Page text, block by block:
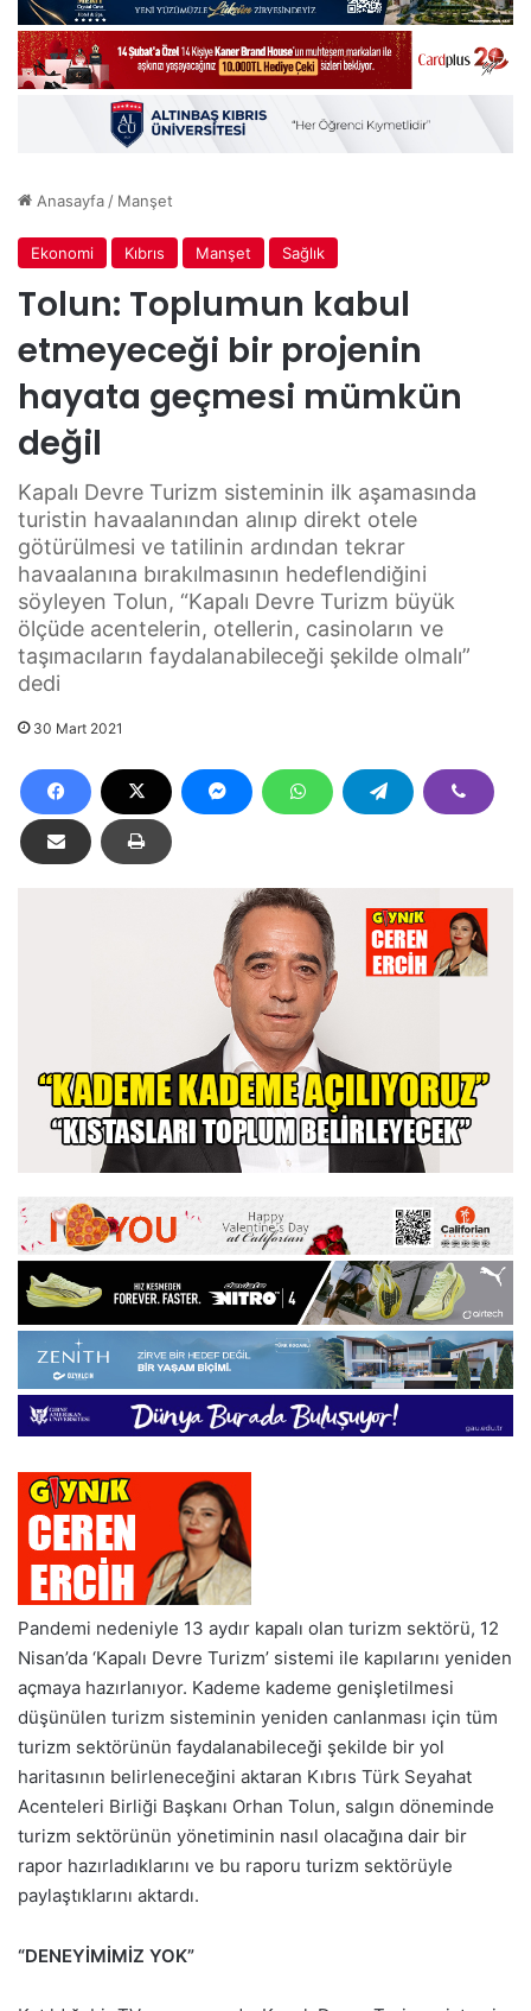
Anasayfa / Manşet
Ekonomi Kıbrıs Manşet Sağlık
Tolun: Toplumun kabul
etmeyeceği bir projenin
hayata geçmesi mümkün
değil
Kapalı Devre Turizm sisteminin ilk aşamasında
turistin havaalanından alınıp direkt otele
götürülmesi ve tatilinin ardından tekrar
havaalanına bırakılmasının hedeflendiğini
söyleyen Tolun, “Kapalı Devre Turizm büyük
ölçüde acentelerin, otellerin, casinoların ve
taşımacıların faydalanabileceği şekilde olmalı”
dedi
30 Mart 2021
Pandemi nedeniyle 13 aydır kapalı olan turizm sektörü, 12
Nisan’da ‘Kapalı Devre Turizm’ sistemi ile kapılarını yeniden
açmaya hazırlanıyor. Kademe kademe genişletilmesi
düşünülen turizm sisteminin yeniden canlanması için tüm
turizm sektörünün faydalanabileceği şekilde bir yol
haritasının belirleneceğini aktaran Kıbrıs Türk Seyahat
Acenteleri Birliği Başkanı Orhan Tolun, salgın döneminde
turizm sektörünün yönetiminin nasıl olacağına dair bir
rapor hazırladıklarını ve bu raporu turizm sektörüyle
paylaştıklarını aktardı.
“DENEYİMİMİZ YOK”